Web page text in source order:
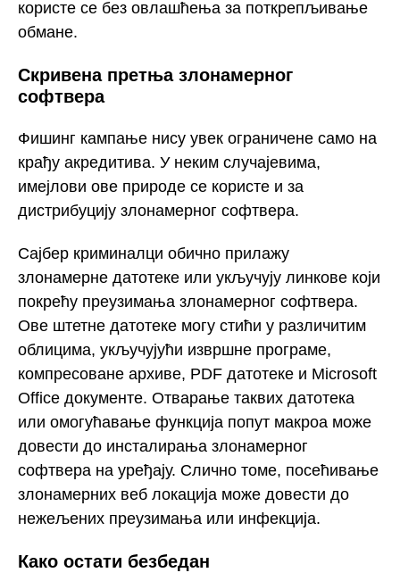
користе се без овлашћења за поткрепљивање
обмане.
Скривена претња злонамерног
софтвера
Фишинг кампање нису увек ограничене само на
крађу акредитива. У неким случајевима,
имејлови ове природе се користе и за
дистрибуцију злонамерног софтвера.
Сајбер криминалци обично прилажу
злонамерне датотеке или укључују линкове који
покрећу преузимања злонамерног софтвера.
Ове штетне датотеке могу стићи у различитим
облицима, укључујући извршне програме,
компресоване архиве, PDF датотеке и Microsoft
Office документе. Отварање таквих датотека
или омогућавање функција попут макроа може
довести до инсталирања злонамерног
софтвера на уређају. Слично томе, посећивање
злонамерних веб локација може довести до
нежељених преузимања или инфекција.
Како остати безбедан